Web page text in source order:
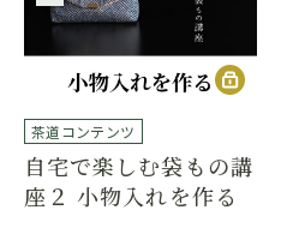
茶道コンテンツ
自宅で楽しむ袋もの講
座２ 小物入れを作る